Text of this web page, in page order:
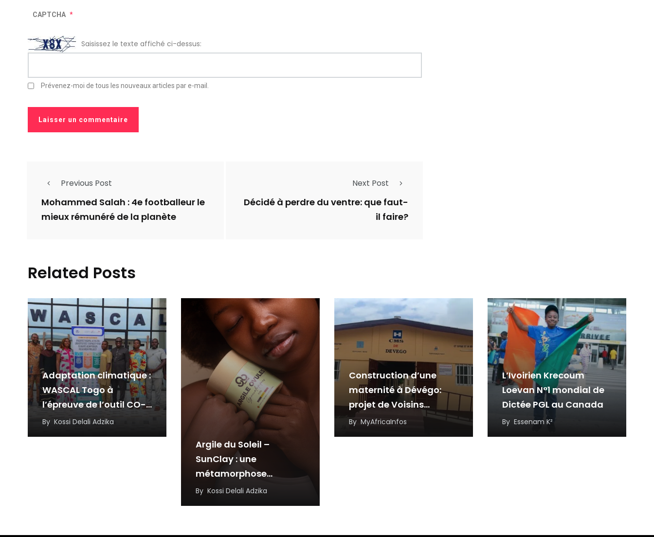
CAPTCHA *
Saisissez le texte affiché ci-dessus:
Prévenez-moi de tous les nouveaux articles par e-mail.
Previous Post
Mohammed Salah : 4e footballeur le
mieux rémunéré de la planète
Next Post
Décidé à perdre du ventre: que faut-
il faire?
Related Posts
Adaptation climatique :
WASCAL Togo à
l’épreuve de l’outil CO-
CAT
By Kossi Delali Adzika
Argile du Soleil –
SunClay : une
métamorphose
inspirée, portée par la
By Kossi Delali Adzika
Construction d’une
maternité à Dévégo:
projet de Voisins
Solidaires Togo et ses
By MyAfricaInfos
L’Ivoirien Krecoum
Loevan N°1 mondial de
Dictée PGL au Canada
By Essenam K²